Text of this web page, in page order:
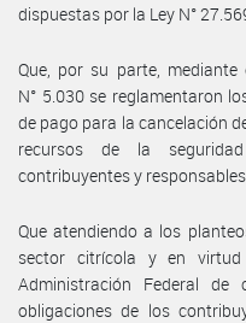
dispuestas por la Ley N°
Que, por su parte,
N° 5.030 se reglamentaron
de pago para la cancelación
recursos de la
contribuyentes y
Que atendiendo a los
sector citrícola y en
Administración Federal
obligaciones de los